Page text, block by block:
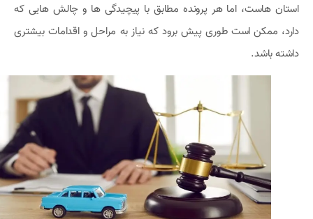
استان هاست، اما هر پرونده مطابق با پیچیدگی ها و چالش هایی که
دارد، ممکن است طوری پیش برود که نیاز به مراحل و اقدامات بیشتری
داشته باشد.